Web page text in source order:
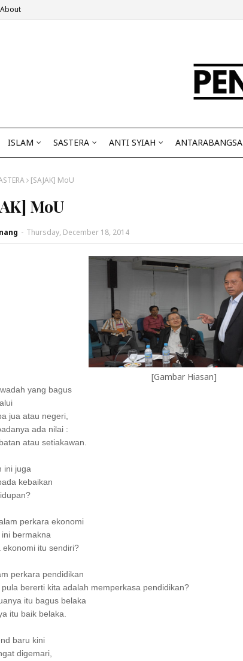
About
ISLAM SASTERA ANTI SYIAH ANTARABANGSA
[SAJAK] MoU
MoU
- Thursday, December 18, 2014
[Gambar Hiasan]
yang bagus
jua atau negeri,
ada nilai :
atau setiakawan.
ini juga
kebaikan
perkara ekonomi
bermakna
ekonomi itu sendiri?
perkara pendidikan
bererti kita adalah memperkasa pendidikan?
itu bagus belaka
itu baik belaka.
baru kini
digemari,